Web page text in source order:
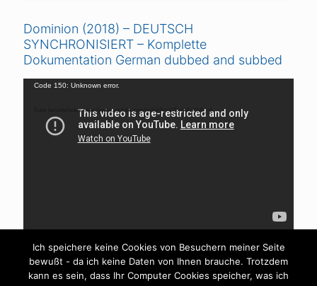
Dominion (2018) – DEUTSCH
SYNCHRONISIERT – Komplette
Dokumentation German dubbed and subbed
Video-
Code 150: Unknown error.
Datei herunterladen: https://www.youtube.com/watch?v=V7DrljVAaYk&_=6
Ich speichere keine Cookies von Besuchern meiner Seite
bewußt - da ich keine Daten von Ihnen brauche. Trotzdem
kann es sein, dass Ihr Computer Cookies speicher, was ich